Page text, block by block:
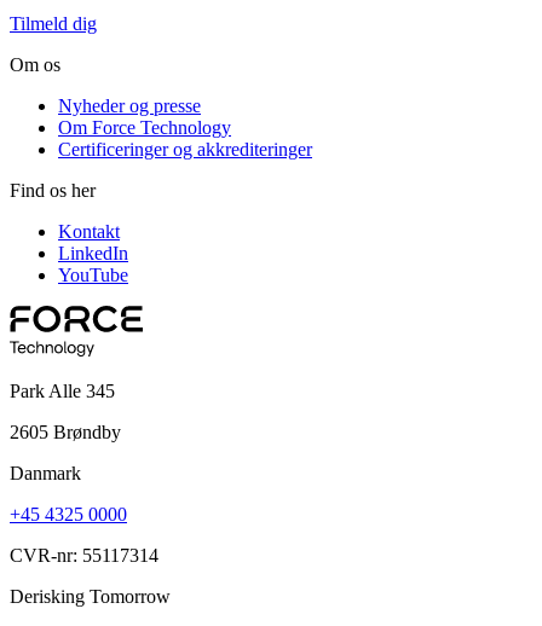
Tilmeld dig
Om os
Nyheder og presse
Om Force Technology
Certificeringer og akkrediteringer
Find os her
Kontakt
LinkedIn
YouTube
Park Alle 345
2605 Brøndby
Danmark
+45 4325 0000
CVR-nr: 55117314
Derisking Tomorrow